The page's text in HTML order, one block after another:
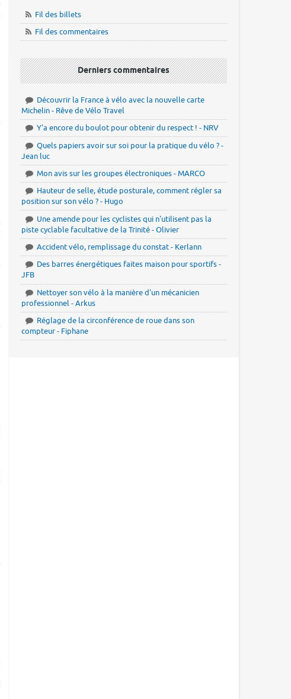
Fil des billets
Fil des commentaires
Derniers commentaires
Découvrir la France à vélo avec la nouvelle carte
Michelin - Rêve de Vélo Travel
Y'a encore du boulot pour obtenir du respect ! - NRV
Quels papiers avoir sur soi pour la pratique du vélo ? -
Jean luc
Mon avis sur les groupes électroniques - MARCO
Hauteur de selle, étude posturale, comment régler sa
position sur son vélo ? - Hugo
Une amende pour les cyclistes qui n'utilisent pas la
piste cyclable facultative de la Trinité - Olivier
Accident vélo, remplissage du constat - Kerlann
Des barres énergétiques faites maison pour sportifs -
JFB
Nettoyer son vélo à la manière d'un mécanicien
professionnel - Arkus
Réglage de la circonférence de roue dans son
compteur - Fiphane